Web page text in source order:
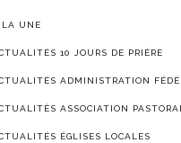
UNE
10 JOURS DE PRIÈRE
ADMINISTRATION
ASSOCIATION
ÉGLISES LOCALES